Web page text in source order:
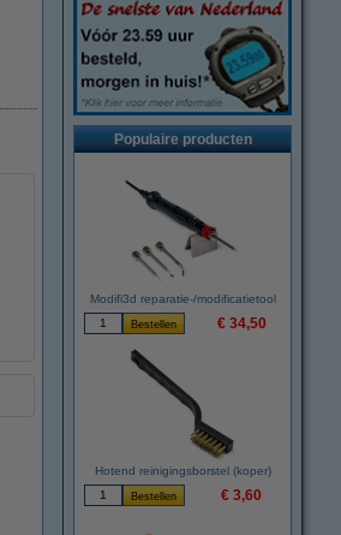
Populaire producten
Modifi3d reparatie-/modificatietool
€ 34,50
Hotend reinigingsborstel (koper)
€ 3,60